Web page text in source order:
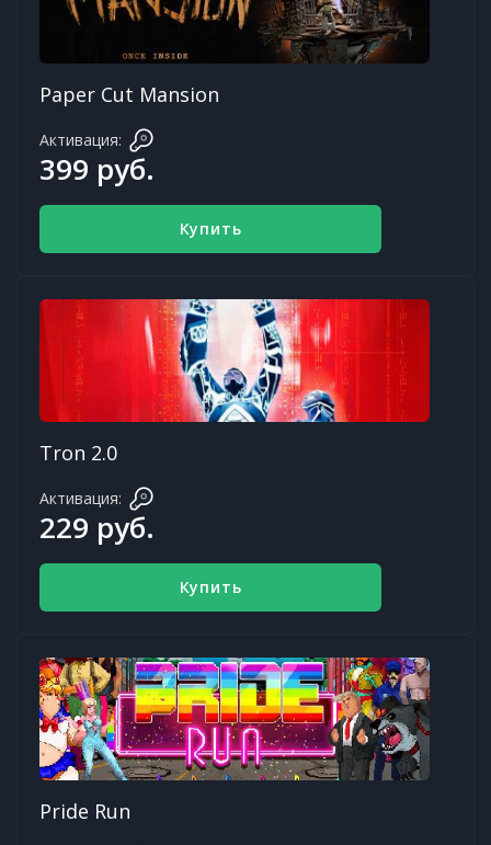
Paper Cut Mansion
Активация:
399 руб.
Купить
Tron 2.0
Активация:
229 руб.
Купить
Pride Run